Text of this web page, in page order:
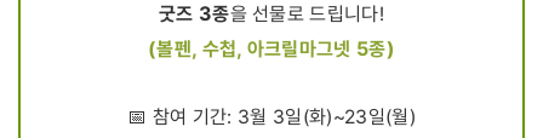
굿즈 3종을 선물로 드립니다!
(볼펜, 수첩, 아크릴마그넷 5종)
📅 참여 기간: 3월 3일(화)~23일(월)